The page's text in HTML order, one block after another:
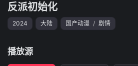
反派初始化
2024 大陆 国产动漫 / 剧情
播放源